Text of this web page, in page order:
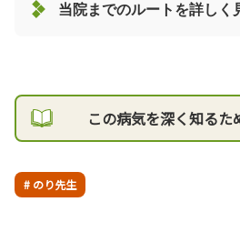
当院までのルートを詳しく
この病気を深く知るた
# のり先生